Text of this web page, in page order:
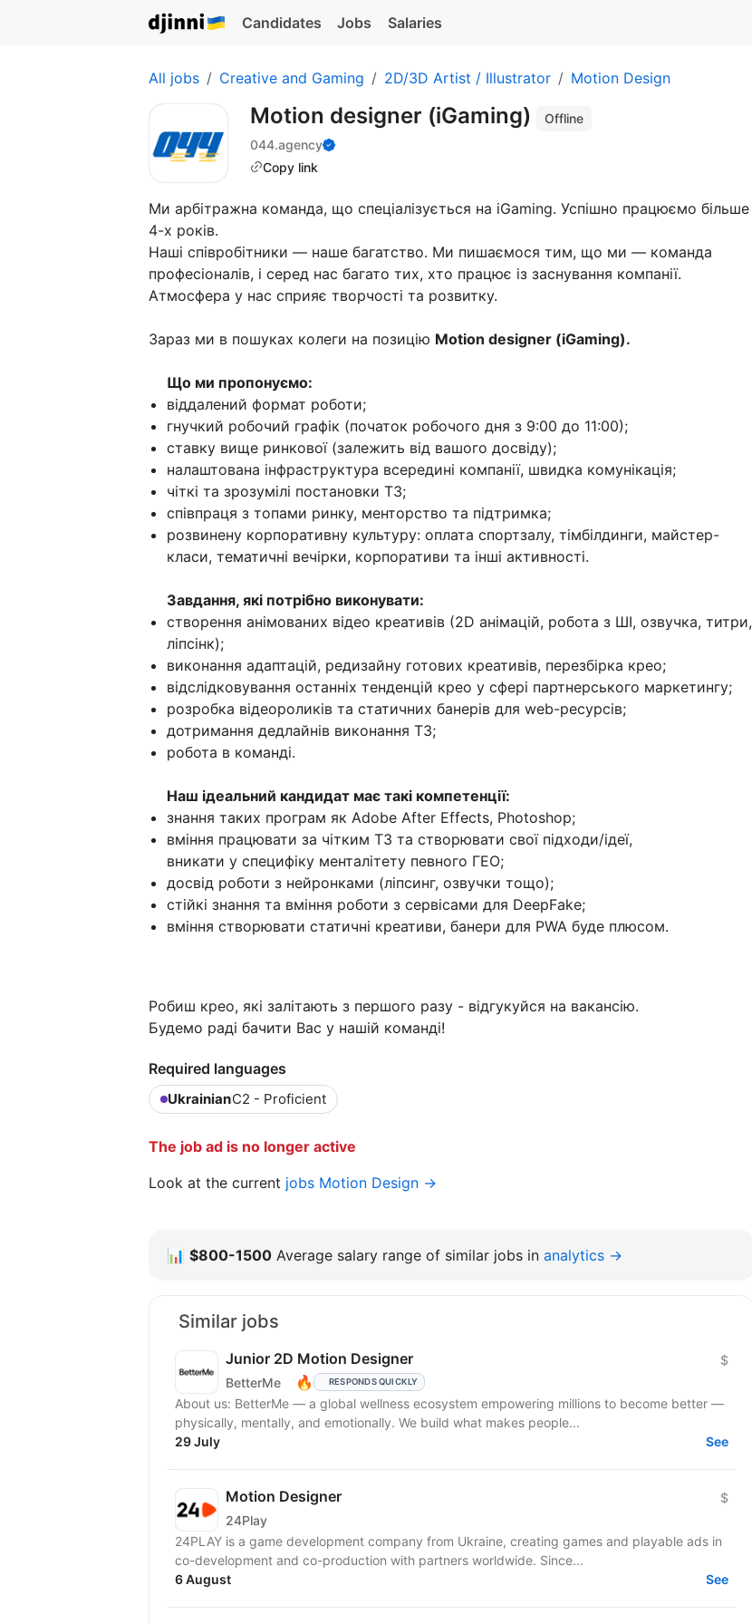
Candidates Jobs Salaries
All jobs Creative and Gaming 2D/3D Artist / Illustrator Motion Design
Motion designer (iGaming)
Offline
044.agency
Copy link
Ми арбітражна команда, що спеціалізується на iGaming. Успішно працюємо більше
4-х років.
Наші співробітники — наше багатство. Ми пишаємося тим, що ми — команда
професіоналів, і серед нас багато тих, хто працює із заснування компанії.
Атмосфера у нас сприяє творчості та розвитку.
Зараз ми в пошуках колеги на позицію Motion designer (iGaming).
Що ми пропонуємо:
віддалений формат роботи;
гнучкий робочий графік (початок робочого дня з 9:00 до 11:00);
ставку вище ринкової (залежить від вашого досвіду);
налаштована інфраструктура всередині компанії, швидка комунікація;
чіткі та зрозумілі постановки ТЗ;
співпраця з топами ринку, менторство та підтримка;
розвинену корпоративну культуру: оплата спортзалу, тімбілдинги, майстер-
класи, тематичні вечірки, корпоративи та інші активності.
Завдання, які потрібно виконувати:
створення анімованих відео креативів (2D анімацій, робота з ШІ, озвучка, титри,
ліпсінк);
виконання адаптацій, редизайну готових креативів, перезбірка крео;
відслідковування останніх тенденцій крео у сфері партнерського маркетингу;
розробка відеороликів та статичних банерів для web-ресурсів;
дотримання дедлайнів виконання ТЗ;
робота в команді.
Наш ідеальний кандидат має такі компетенції:
знання таких програм як Adobe After Effects, Photoshop;
вміння працювати за чітким ТЗ та створювати свої підходи/ідеї,
вникати у специфіку менталітету певного ГЕО;
досвід роботи з нейронками (ліпсинг, озвучки тощо);
стійкі знання та вміння роботи з сервісами для DeepFake;
вміння створювати статичні креативи, банери для PWA буде плюсом.
Робиш крео, які залітають з першого разу - відгукуйся на вакансію.
Будемо раді бачити Вас у нашій команді!
Required languages
UkrainianC2 - Proficient
The job ad is no longer active
Look at the current jobs Motion Design →
📊 $800-1500 Average salary range of similar jobs in analytics →
Similar jobs
Junior 2D Motion Designer
BetterMe 🔥 RESPONDS QUICKLY
$
About us: BetterMe — a global wellness ecosystem empowering millions to become better —
physically, mentally, and emotionally. We build what makes people...
29 July
See
Motion Designer
24Play
$
24PLAY is a game development company from Ukraine, creating games and playable ads in
co-development and co-production with partners worldwide. Since...
6 August
See